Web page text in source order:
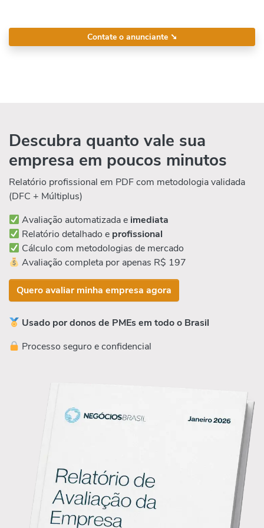
Contate o anunciante ➘
Descubra quanto vale sua
empresa em poucos minutos
Relatório profissional em PDF com metodologia validada
(DFC + Múltiplus)
Avaliação automatizada e imediata
Relatório detalhado e profissional
Cálculo com metodologias de mercado
Avaliação completa por apenas R$ 197
Quero avaliar minha empresa agora
Usado por donos de PMEs em todo o Brasil
Processo seguro e confidencial